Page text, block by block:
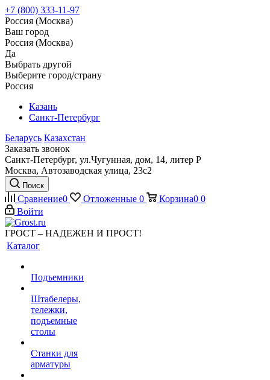
+7 (800) 333-11-97
Россия (Москва)
Ваш город
Россия (Москва)
Да
Выбрать другой
Выберите город/страну
Россия
Казань
Санкт-Петербург
Беларусь Казахстан
Заказать звонок
Санкт-Петербург, ул.Чугунная, дом, 14, литер Р
Москва, Автозаводская улица, 23с2
Поиск
Сравнение0 Отложенные 0 Корзина0 0
Войти
ГРОСТ – НАДЕЖЕН И ПРОСТ!
Каталог
Подъемники
Штабелеры,
тележки,
подъемные
столы
Станки для
арматуры